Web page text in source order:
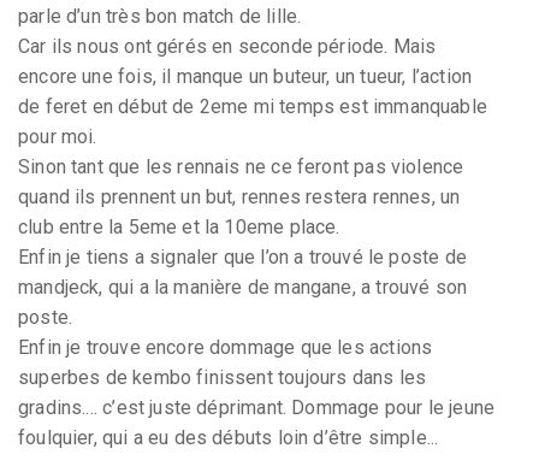
parle d’un très bon match de lille.
Car ils nous ont gérés en seconde période. Mais
encore une fois, il manque un buteur, un tueur, l’action
de feret en début de 2eme mi temps est immanquable
pour moi.
Sinon tant que les rennais ne ce feront pas violence
quand ils prennent un but, rennes restera rennes, un
club entre la 5eme et la 10eme place.
Enfin je tiens a signaler que l’on a trouvé le poste de
mandjeck, qui a la manière de mangane, a trouvé son
poste.
Enfin je trouve encore dommage que les actions
superbes de kembo finissent toujours dans les
gradins.... c’est juste déprimant. Dommage pour le jeune
foulquier, qui a eu des débuts loin d’être simple...